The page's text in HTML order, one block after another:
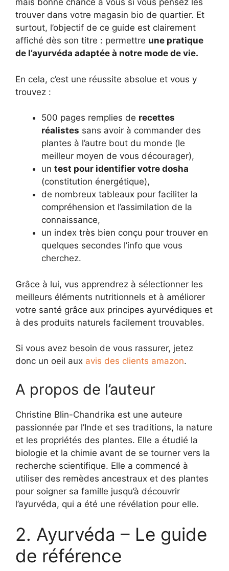
mais bonne chance à vous si vous pensez les
trouver dans votre magasin bio de quartier. Et
surtout, l’objectif de ce guide est clairement
affiché dès son titre : permettre une pratique
de l’ayurvéda adaptée à notre mode de vie.
En cela, c’est une réussite absolue et vous y
trouvez :
500 pages remplies de recettes
réalistes sans avoir à commander des
plantes à l’autre bout du monde (le
meilleur moyen de vous décourager),
un test pour identifier votre dosha
(constitution énergétique),
de nombreux tableaux pour faciliter la
compréhension et l’assimilation de la
connaissance,
un index très bien conçu pour trouver en
quelques secondes l’info que vous
cherchez.
Grâce à lui, vus apprendrez à sélectionner les
meilleurs éléments nutritionnels et à améliorer
votre santé grâce aux principes ayurvédiques et
à des produits naturels facilement trouvables.
Si vous avez besoin de vous rassurer, jetez
donc un oeil aux avis des clients amazon.
A propos de l’auteur
Christine Blin-Chandrika est une auteure
passionnée par l’Inde et ses traditions, la nature
et les propriétés des plantes. Elle a étudié la
biologie et la chimie avant de se tourner vers la
recherche scientifique. Elle a commencé à
utiliser des remèdes ancestraux et des plantes
pour soigner sa famille jusqu’à découvrir
l’ayurvéda, qui a été une révélation pour elle.
2. Ayurvéda – Le guide
de référence